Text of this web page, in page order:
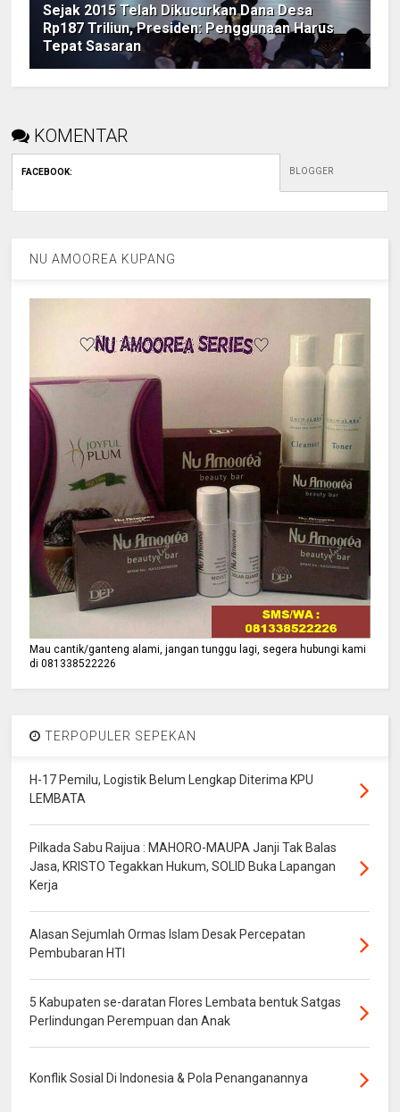
Sejak 2015 Telah Dikucurkan Dana Desa
Rp187 Triliun, Presiden: Penggunaan Harus
Tepat Sasaran
KOMENTAR
FACEBOOK: BLOGGER
NU AMOOREA KUPANG
Mau cantik/ganteng alami, jangan tunggu lagi, segera hubungi kami
di 081338522226
TERPOPULER SEPEKAN
H-17 Pemilu, Logistik Belum Lengkap Diterima KPU
LEMBATA
Pilkada Sabu Raijua : MAHORO-MAUPA Janji Tak Balas
Jasa, KRISTO Tegakkan Hukum, SOLID Buka Lapangan
Kerja
Alasan Sejumlah Ormas Islam Desak Percepatan
Pembubaran HTI
5 Kabupaten se-daratan Flores Lembata bentuk Satgas
Perlindungan Perempuan dan Anak
Konflik Sosial Di Indonesia & Pola Penanganannya